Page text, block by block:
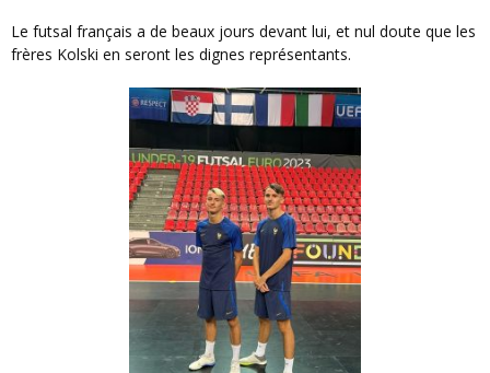
Le futsal français a de beaux jours devant lui, et nul doute que les
frères Kolski en seront les dignes représentants.